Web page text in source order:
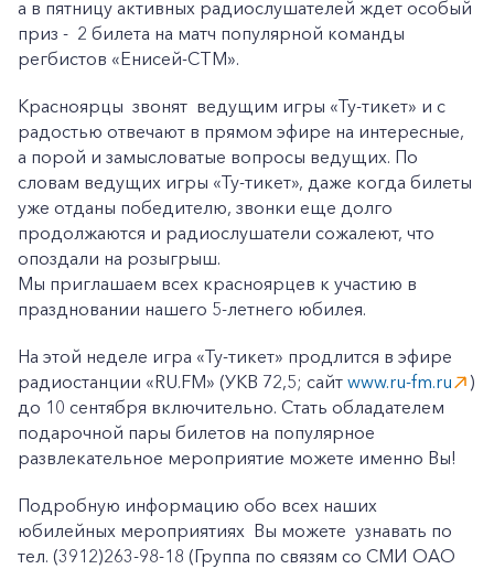
а в пятницу активных радиослушателей ждет особый
приз - 2 билета на матч популярной команды
регбистов «Енисей-СТМ».
Красноярцы звонят ведущим игры «Ту-тикет» и с
радостью отвечают в прямом эфире на интересные,
а порой и замысловатые вопросы ведущих. По
словам ведущих игры «Ту-тикет», даже когда билеты
уже отданы победителю, звонки еще долго
продолжаются и радиослушатели сожалеют, что
опоздали на розыгрыш.
Мы приглашаем всех красноярцев к участию в
праздновании нашего 5-летнего юбилея.
На этой неделе игра «Ту-тикет» продлится в эфире
радиостанции «RU.FM» (УКВ 72,5; сайт www.ru-fm.ru
)
до 10 сентября включительно. Стать обладателем
подарочной пары билетов на популярное
развлекательное мероприятие можете именно Вы!
Подробную информацию обо всех наших
юбилейных мероприятиях Вы можете узнавать по
тел. (3912)263-98-18 (Группа по связям со СМИ ОАО